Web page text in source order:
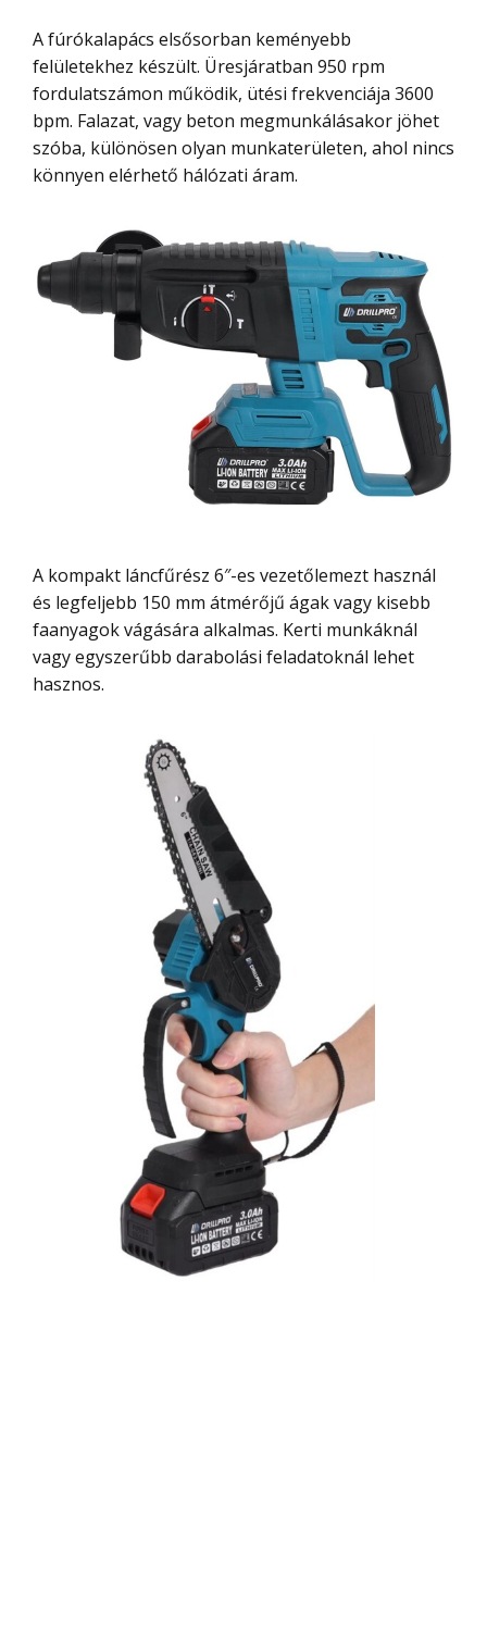
A fúrókalapács elsősorban keményebb
felületekhez készült. Üresjáratban 950 rpm
fordulatszámon működik, ütési frekvenciája 3600
bpm. Falazat, vagy beton megmunkálásakor jöhet
szóba, különösen olyan munkaterületen, ahol nincs
könnyen elérhető hálózati áram.
A kompakt láncfűrész 6″-es vezetőlemezt használ
és legfeljebb 150 mm átmérőjű ágak vagy kisebb
faanyagok vágására alkalmas. Kerti munkáknál
vagy egyszerűbb darabolási feladatoknál lehet
hasznos.